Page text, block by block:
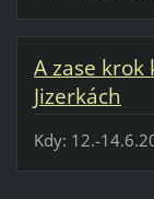
A zase krok
Jizerkách
Kdy: 12.-